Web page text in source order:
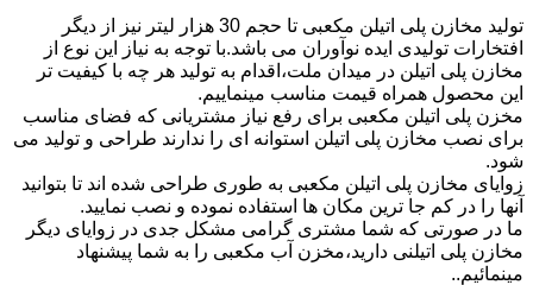
تولید مخازن پلی اتیلن مکعبی تا حجم 30 هزار لیتر نیز از دیگر
افتخارات تولیدی ایده نوآوران می باشد.با توجه به نیاز این نوع از
مخازن پلی اتیلن در میدان ملت،اقدام به تولید هر چه با کیفیت تر
این محصول همراه قیمت مناسب مینماییم.
مخزن پلی اتیلن مکعبی برای رفع نیاز مشتریانی که فضای مناسب
برای نصب مخازن پلی اتیلن استوانه ای را ندارند طراحی و تولید می
شود.
زوایای مخازن پلی اتیلن مکعبی به طوری طراحی شده اند تا بتوانید
آنها را در کم جا ترین مکان ها استفاده نموده و نصب نمایید.
ما در صورتی که شما مشتری گرامی مشکل جدی در زوایای دیگر
مخازن پلی اتیلنی دارید،مخزن آب مکعبی را به شما پیشنهاد
مینمائیم..